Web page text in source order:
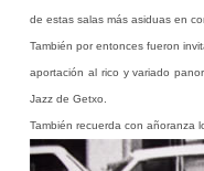
de estas salas más asiduas en
También por entonces fueron
aportación al rico y variado
Jazz de Getxo.
También recuerda con añoranza